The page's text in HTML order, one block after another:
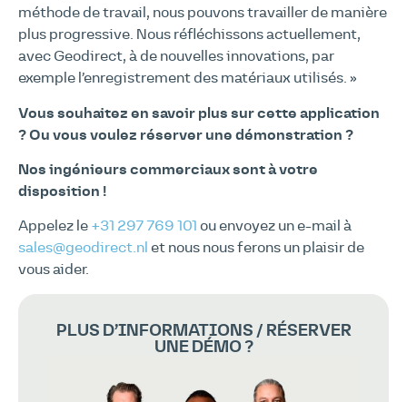
méthode de travail, nous pouvons travailler de manière
plus progressive. Nous réfléchissons actuellement,
avec Geodirect, à de nouvelles innovations, par
exemple l’enregistrement des matériaux utilisés. »
Vous souhaitez en savoir plus sur cette application
? Ou vous voulez réserver une démonstration ?
Nos ingénieurs commerciaux sont à votre
disposition !
Appelez le +31 297 769 101 ou envoyez un e-mail à
sales@geodirect.nl et nous nous ferons un plaisir de
vous aider.
PLUS D’INFORMATIONS / RÉSERVER
UNE DÉMO ?